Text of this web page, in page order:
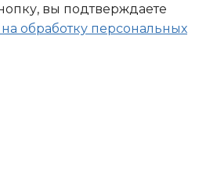
вы подтверждаете
на обработку персональных